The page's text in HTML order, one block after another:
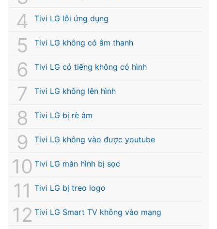
Tivi LG lỗi ứng dụng
Tivi LG không có âm thanh
Tivi LG có tiếng không có hình
Tivi LG không lên hình
Tivi LG bị rè âm
Tivi LG không vào được youtube
Tivi LG màn hình bị sọc
Tivi LG bị treo logo
Tivi LG Smart TV không vào mạng